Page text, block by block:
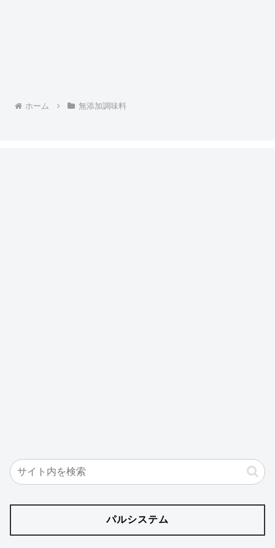
ホーム 無添加調味料
パルシステム